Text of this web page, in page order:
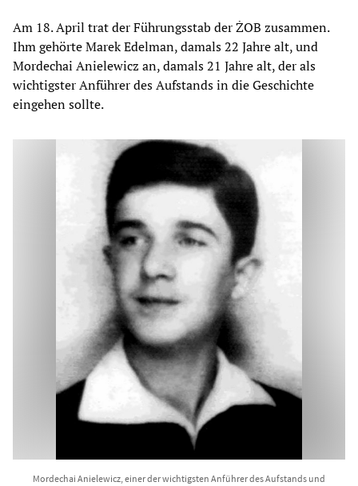
Am 18. April trat der Führungsstab der ŻOB zusammen.
Ihm gehörte Marek Edelman, damals 22 Jahre alt, und
Mordechai Anielewicz an, damals 21 Jahre alt, der als
wichtigster Anführer des Aufstands in die Geschichte
eingehen sollte.
Mordechai Anielewicz, einer der wichtigsten Anführer des Aufstands und